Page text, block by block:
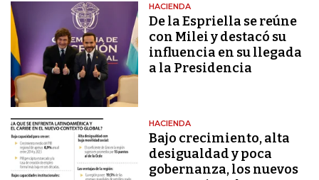
HACIENDA
De la Espriella se reúne
con Milei y destacó su
influencia en su llegada
a la Presidencia
HACIENDA
Bajo crecimiento, alta
desigualdad y poca
gobernanza, los nuevos